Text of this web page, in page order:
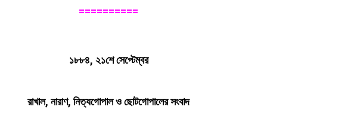
==========
১৮৮৪, ২১শে সেপ্টেম্বর
রাখাল, নারাণ, নিত্যগোপাল ও ছোটগোপালের সংবাদ